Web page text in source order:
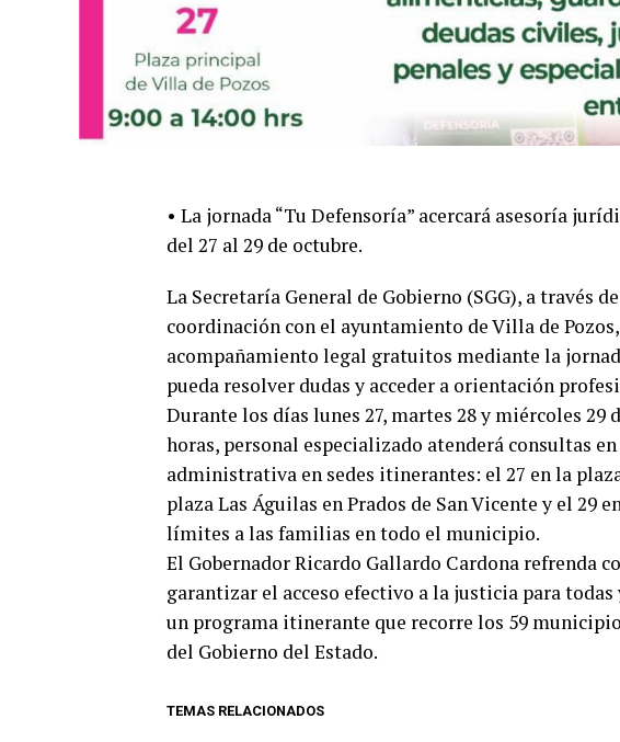
• La jornada “Tu Defensoría” acercará asesoría
del 27 al 29 de octubre.
La Secretaría General de Gobierno (SGG), a través
coordinación con el ayuntamiento de Villa de
acompañamiento legal gratuitos mediante la
pueda resolver dudas y acceder a orientación
Durante los días lunes 27, martes 28 y miércoles 29
horas, personal especializado atenderá consultas
administrativa en sedes itinerantes: el 27 en la
plaza Las Águilas en Prados de San Vicente y el 29
límites a las familias en todo el municipio.
El Gobernador Ricardo Gallardo Cardona refrenda
garantizar el acceso efectivo a la justicia para
un programa itinerante que recorre los 59
del Gobierno del Estado.
TEMAS RELACIONADOS